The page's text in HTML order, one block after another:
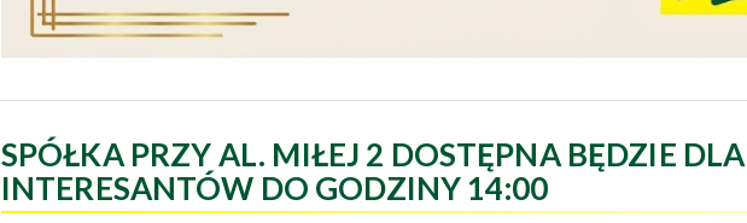
SPÓŁKA PRZY AL. MIŁEJ 2 DOSTĘPNA BĘDZIE DLA
INTERESANTÓW DO GODZINY 14:00